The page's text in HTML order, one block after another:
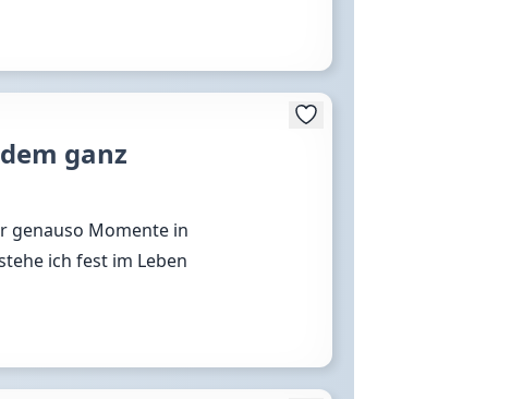
ganz
genauso Momente in
ich fest im Leben